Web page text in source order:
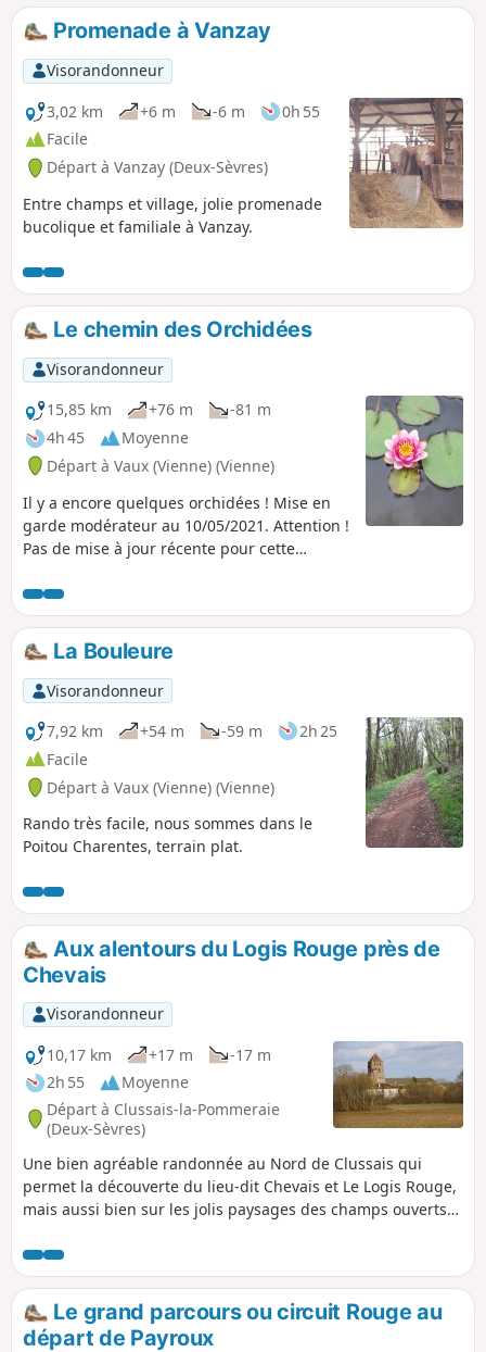
Promenade à Vanzay
Visorandonneur
3,02 km
+6 m -6 m
0h 55
Facile
Départ à Vanzay (Deux-Sèvres)
Entre champs et village, jolie promenade
bucolique et familiale à Vanzay.
Le chemin des Orchidées
Visorandonneur
15,85 km
+76 m
-81 m
4h 45
Moyenne
Départ à Vaux (Vienne) (Vienne)
Il y a encore quelques orchidées ! Mise en
garde modérateur au 10/05/2021. Attention !
Pas de mise à jour récente pour cette
La Bouleure
Visorandonneur
7,92 km
+54 m -59 m
2h 25
Facile
Départ à Vaux (Vienne) (Vienne)
Rando très facile, nous sommes dans le
Poitou Charentes, terrain plat.
Aux alentours du Logis Rouge près de
Chevais
Visorandonneur
10,17 km
+17 m
-17 m
2h 55
Moyenne
Départ à Clussais-la-Pommeraie
(Deux-Sèvres)
Une bien agréable randonnée au Nord de Clussais qui
permet la découverte du lieu-dit Chevais et Le Logis Rouge,
mais aussi bien sur les jolis paysages des champs ouverts
la découverte du patrimoine bâti et naturel aux sources du
Bignon, zone à la riche biodiversité et de régénération de
celle-ci..Le grand parcours ou circuit Rouge au
départ de Payroux